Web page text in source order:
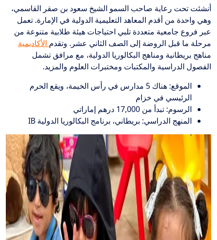
أنشئت تحت رعاية صاحب السمو الشيخ سعود بن صقر القاسمي،
وهي واحدة من أقدم المعاهد التعليمية الدولية في الإمارة. تعمل
عبر فروع جامعية متعددة تلبي احتياجات هيئة طلابية متنوعة من
مرحلة ما قبل الروضة إلى الصف الثاني عشر. وتقدم الأكاديمية
مناهج بريطانية ومناهج البكالوريا الدولية، مع مرافق تشمل
الفصول الدراسية والمكتبات ومختبرات العلوم والمزيد.
الموقع: هناك 5 مدارس في رأس الخيمة، ويقع الحرم
الرئيسي في خزام
الرسوم: تبدأ من 17,000 درهم إماراتي
المنهج الدراسي: بريطاني، برنامج البكالوريا الدولية IB